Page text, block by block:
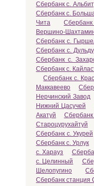
Сбербанк с.
Сбербанк с.
Чита
Вершино-
Сбербанк с.
Сбербанк с.
Сбербанк с.
Сбербанк с.
Сбербанк с.
Маккавеево
Нерчинский Завод
Нижний Цасучей
Акатуй
Сбербанк
Староцурухайтуй
Сбербанк с. Укурей
Сбербанк с. Урлук
с. Харауз
с. Целинный
Шелопугино
Сбербанк станция